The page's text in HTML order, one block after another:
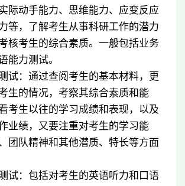
际动手能力、思维能力、应变反应
等，了解考生从事科研工作的潜力
核考生的综合素质。一般包括业务
能力测试。
试：通过查阅考生的基本材料，更
生的情况，考察其综合素质和能
考生以往的学习成绩和表现，以及
业绩，又要注重对考生的学习能
团队精神和其他潜质、特长等方面
试：包括对考生的英语听力和口语